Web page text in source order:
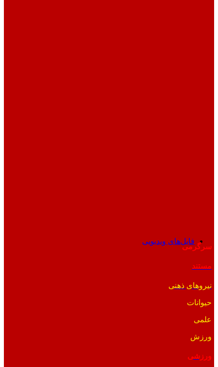
فایل‌های ویدیویی
سرگرمی
مستند
نیروهای ذهنی
حیوانات
علمی
ورزش
ورزشی